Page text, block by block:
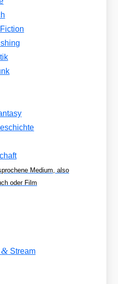
Medium, also
oder Film
& Stream